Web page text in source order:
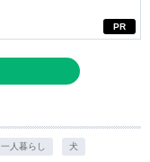
PR
一人暮らし 犬